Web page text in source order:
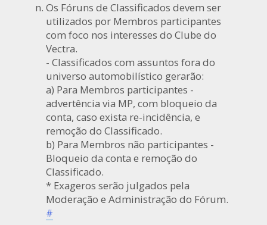
Os Fóruns de Classificados devem ser
utilizados por Membros participantes
com foco nos interesses do Clube do
Vectra.
- Classificados com assuntos fora do
universo automobilístico gerarão:
a) Para Membros participantes -
advertência via MP, com bloqueio da
conta, caso exista re-incidência, e
remoção do Classificado.
b) Para Membros não participantes -
Bloqueio da conta e remoção do
Classificado.
* Exageros serão julgados pela
Moderação e Administração do Fórum.
#